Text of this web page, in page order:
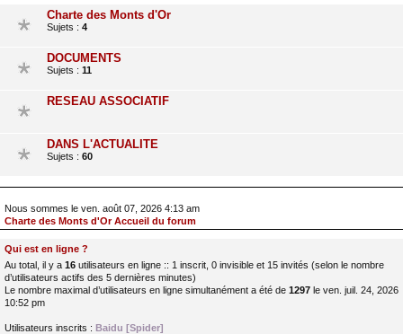
Charte des Monts d'Or
Sujets : 4
DOCUMENTS
Sujets : 11
RESEAU ASSOCIATIF
DANS L'ACTUALITE
Sujets : 60
Nous sommes le ven. août 07, 2026 4:13 am
Charte des Monts d'Or Accueil du forum
Qui est en ligne ?
Au total, il y a 16 utilisateurs en ligne :: 1 inscrit, 0 invisible et 15 invités (selon le nombre
d’utilisateurs actifs des 5 dernières minutes)
Le nombre maximal d’utilisateurs en ligne simultanément a été de 1297 le ven. juil. 24, 2026
10:52 pm
Utilisateurs inscrits : Baidu [Spider]